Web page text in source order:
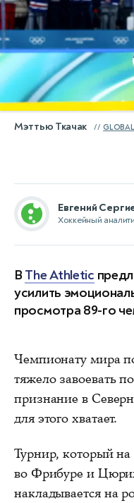
Мэттью Ткачак
Евгений
Хоккейный
В The Athletic
усилить
просмотра 89-го
Чемпионату мира
тяжело завоевать
признание в
для этого хватает.
Турнир, который на
во Фрибуре и
накладывается на